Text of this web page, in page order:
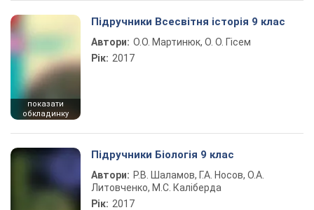
показати
обкладинку
Підручники Всесвітня історія 9 клас
Автори: О.О. Мартинюк, О. О. Гісем
Рік: 2017
Підручники Біологія 9 клас
Автори: Р.В. Шаламов, Г.А. Носов, О.А.
Литовченко, М.С. Каліберда
Рік: 2017